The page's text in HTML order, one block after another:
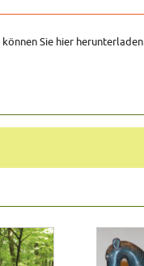
Sie hier herunterladen